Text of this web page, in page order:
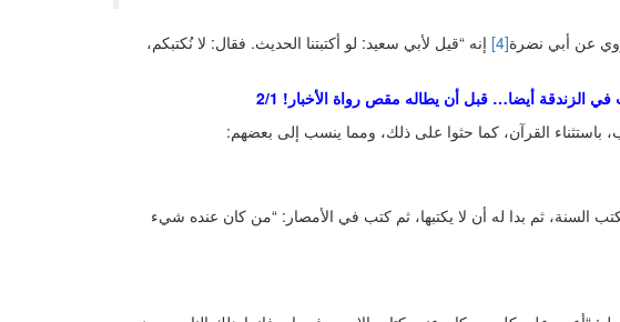
عن أبي نضرة[4]
إنه “قيل لأبي سعيد: لو أكتبتنا الحديث. فقال: لا نُكتبكم،
الزندقة أيضا… قبل أن يطاله مقص رواة الأخبار! 2/1
باستثناء القرآن، كما حثوا على ذلك، ومما ينسب إلى بعضهم:
السنة، ثم بدا له أن لا يكتبها، ثم كتب في الأمصار: “من كان عنده شيء